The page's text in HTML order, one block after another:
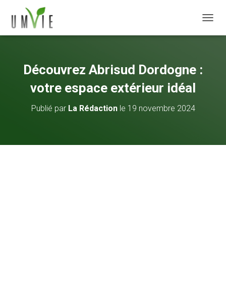
Découvrez Abrisud Dordogne :
votre espace extérieur idéal
Publié par La Rédactionle 19 novembre 2024